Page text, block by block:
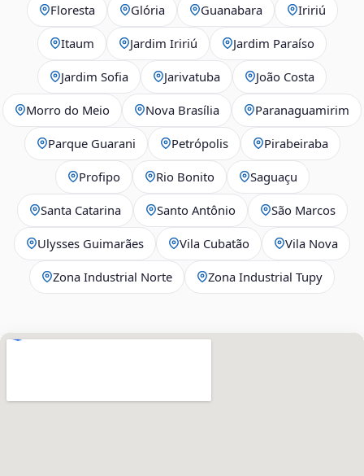
Floresta Glória Guanabara Iririú
Itaum Jardim Iririú Jardim Paraíso
Jardim Sofia Jarivatuba João Costa
Morro do Meio Nova Brasília Paranaguamirim
Parque Guarani Petrópolis Pirabeiraba
Profipo Rio Bonito Saguaçu
Santa Catarina Santo Antônio São Marcos
Ulysses Guimarães Vila Cubatão Vila Nova
Zona Industrial Norte Zona Industrial Tupy